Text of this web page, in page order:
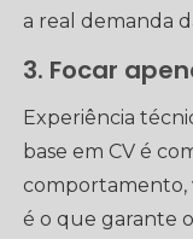
a real demanda
3. Focar
Experiência
base em CV é
comportamento,
é o que garante